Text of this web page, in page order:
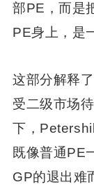
部PE，而是
PE身上，是
这部分解释
受二级市场
下，
既像普通PE
GP的退出难